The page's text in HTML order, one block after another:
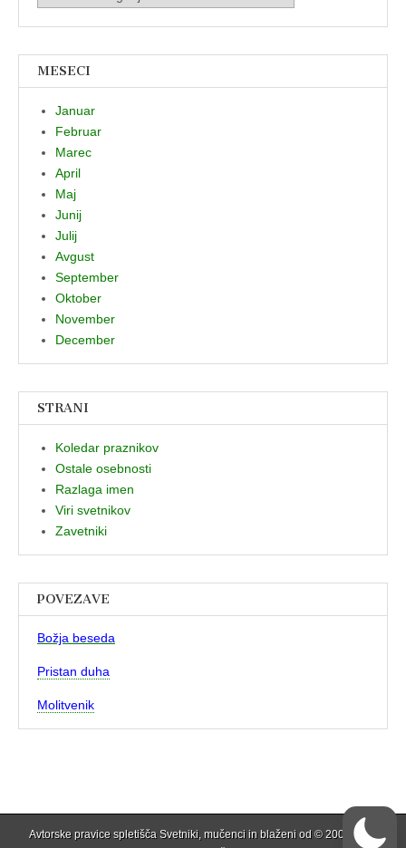
MESECI
Januar
Februar
Marec
April
Maj
Junij
Julij
Avgust
September
Oktober
November
December
STRANI
Koledar praznikov
Ostale osebnosti
Razlaga imen
Viri svetnikov
Zavetniki
POVEZAVE
Božja beseda
Pristan duha
Molitvenik
Avtorske pravice spletišča Svetniki, mučenci in blaženi od © 2006 . Vse